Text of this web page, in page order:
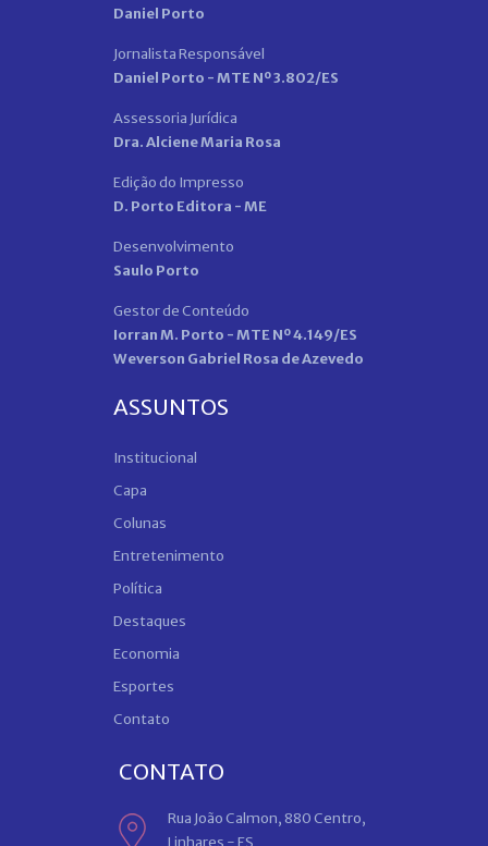
Daniel Porto
Jornalista Responsável
Daniel Porto - MTE Nº 3.802/ES
Assessoria Jurídica
Dra. Alciene Maria Rosa
Edição do Impresso
D. Porto Editora - ME
Desenvolvimento
Saulo Porto
Gestor de Conteúdo
Iorran M. Porto - MTE Nº 4.149/ES
Weverson Gabriel Rosa de Azevedo
ASSUNTOS
Institucional
Capa
Colunas
Entretenimento
Política
Destaques
Economia
Esportes
Contato
CONTATO
Rua João Calmon, 880 Centro,
Linhares - ES